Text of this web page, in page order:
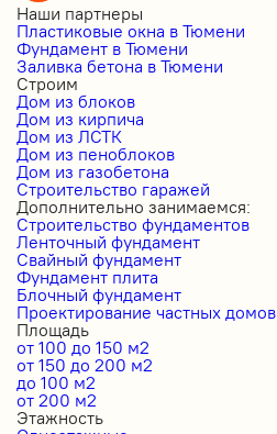
Наши партнеры
Пластиковые окна в Тюмени
Фундамент в Тюмени
Заливка бетона в Тюмени
Строим
Дом из блоков
Дом из кирпича
Дом из ЛСТК
Дом из пеноблоков
Дом из газобетона
Строительство гаражей
Дополнительно занимаемся:
Строительство фундаментов
Ленточный фундамент
Свайный фундамент
Фундамент плита
Блочный фундамент
Проектирование частных домов
Площадь
от 100 до 150 м2
от 150 до 200 м2
до 100 м2
от 200 м2
Этажность